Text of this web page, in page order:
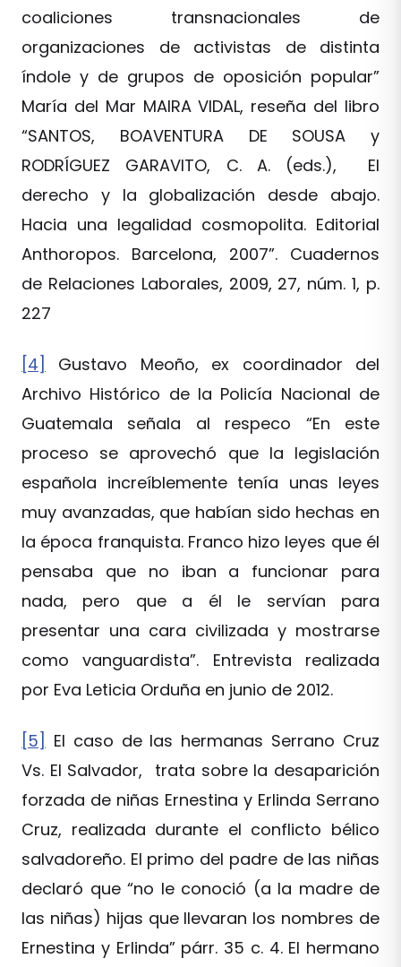
coaliciones transnacionales de
organizaciones de activistas de distinta
índole y de grupos de oposición popular”
María del Mar MAIRA VIDAL, reseña del libro
“SANTOS, BOAVENTURA DE SOUSA y
RODRÍGUEZ GARAVITO, C. A. (eds.), El
derecho y la globalización desde abajo.
Hacia una legalidad cosmopolita. Editorial
Anthoropos. Barcelona, 2007”. Cuadernos
de Relaciones Laborales, 2009, 27, núm. 1, p.
227
[4]
Gustavo Meoño, ex coordinador del
Archivo Histórico de la Policía Nacional de
Guatemala señala al respeco “En este
proceso se aprovechó que la legislación
española increíblemente tenía unas leyes
muy avanzadas, que habían sido hechas en
la época franquista. Franco hizo leyes que él
pensaba que no iban a funcionar para
nada, pero que a él le servían para
presentar una cara civilizada y mostrarse
como vanguardista”. Entrevista realizada
por Eva Leticia Orduña en junio de 2012.
[5] El caso de las hermanas Serrano Cruz
Vs. El Salvador, trata sobre la desaparición
forzada de niñas Ernestina y Erlinda Serrano
Cruz, realizada durante el conflicto bélico
salvadoreño. El primo del padre de las niñas
declaró que “no le conoció (a la madre de
las niñas) hijas que llevaran los nombres de
Ernestina y Erlinda” párr. 35 c. 4. El hermano